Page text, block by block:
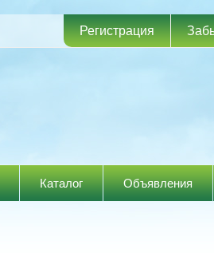
Регистрация
Каталог Объявления